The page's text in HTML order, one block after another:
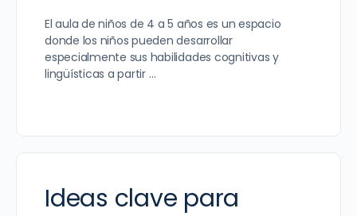
El aula de niños de 4 a 5 años es un espacio
donde los niños pueden desarrollar
especialmente sus habilidades cognitivas y
lingüísticas a partir …
Ideas clave para